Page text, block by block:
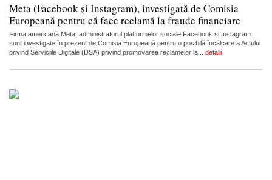
Meta (Facebook și Instagram), investigată de Comisia
Europeană pentru că face reclamă la fraude financiare
Firma americană Meta, administratorul platformelor sociale Facebook și Instagram
sunt investigate în prezent de Comisia Europeană pentru o posibilă încălcare a Actului
privind Serviciile Digitale (DSA) privind promovarea reclamelor la... detalii